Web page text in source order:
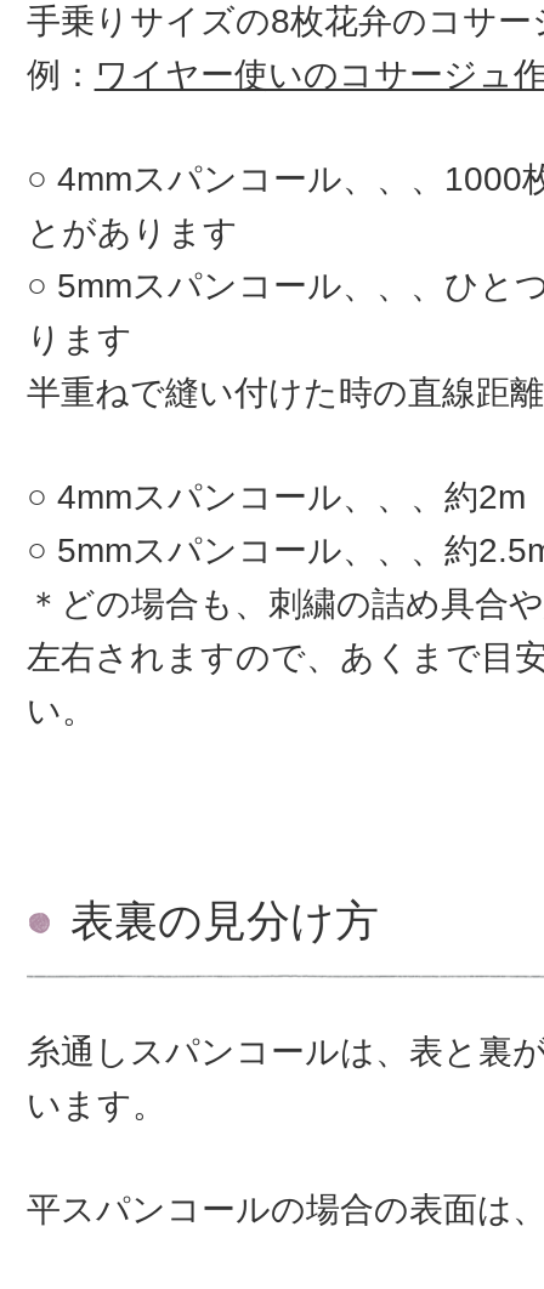
手乗りサイズの8枚花弁のコサ
例： ワイヤー使いのコサージュ
4mmスパンコール、、、1000
とがあります
5mmスパンコール、、、ひと
ります
半重ねで縫い付けた時の直線距離
4mmスパンコール、、、約2m
5mmスパンコール、、、約
＊どの場合も、刺繍の詰め具合
左右されますので、あくまで目
い。
表裏の見分け方
糸通しスパンコールは、表と裏
います。
平スパンコールの場合の表面は